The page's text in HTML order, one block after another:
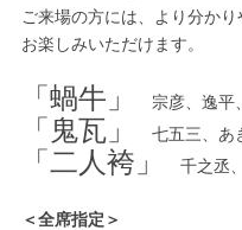
ご来場の方には、より分か
お楽しみいただけます。
「蝸牛」 宗彦、逸平
「鬼瓦」 七五三、あ
「二人袴」 千之丞
＜全席指定＞